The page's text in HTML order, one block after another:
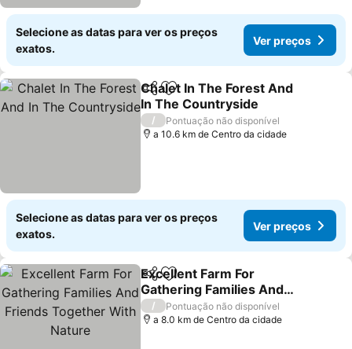
Selecione as datas para ver os preços
exatos.
Ver preços
PartilharAdicionar aos favoritos
Chalet In The Forest And
In The Countryside
/
Pontuação não disponível
a 10.6 km de Centro da cidade
Selecione as datas para ver os preços
exatos.
Ver preços
PartilharAdicionar aos favoritos
Excellent Farm For
Gathering Families And
Friends Together With
Nature
/
Pontuação não disponível
a 8.0 km de Centro da cidade